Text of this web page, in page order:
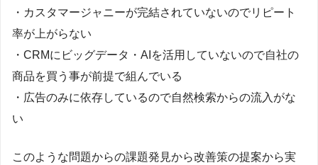
・カスタマージャニーが完結されていないのでリピート
率が上がらない
・CRMにビッグデータ・AIを活用していないので自社の
商品を買う事が前提で組んでいる
・広告のみに依存しているので自然検索からの流入がな
い
このような問題からの課題発見から改善策の提案から実